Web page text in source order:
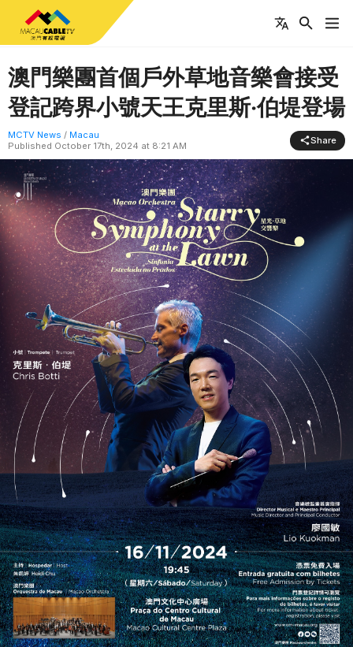
澳門樂團首個戶外草地音樂會接受
登記跨界小號天王克里斯‧伯堤登場
MCTV News / Macau
Published October 17th, 2024 at 8:21 AM Share